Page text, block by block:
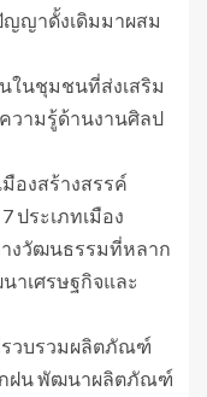
ญาดั้งเดิมมาผสม
ในชุมชนที่ส่งเสริม
วามรู้ด้านงานศิลป
มืองสร้างสรรค์
ประเภทเมือง
งวัฒนธรรมที่หลาก
เศรษฐกิจและ
รวบรวมผลิตภัณฑ์
กฝน พัฒนาผลิตภัณฑ์